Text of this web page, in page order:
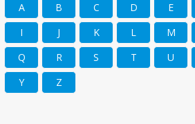
A B C D E
I
J K L M
Q
R S T U
Y
Z